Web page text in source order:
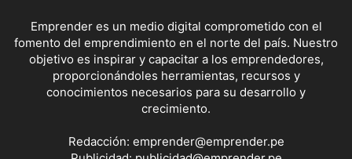
Emprender es un medio digital comprometido con el
fomento del emprendimiento en el norte del país. Nuestro
objetivo es inspirar y capacitar a los emprendedores,
proporcionándoles herramientas, recursos y
conocimientos necesarios para su desarrollo y
crecimiento.
Redacción: emprender@emprender.pe